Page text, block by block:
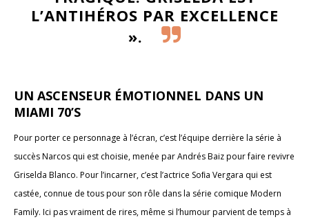
L’ANTIHÉROS PAR EXCELLENCE
».
UN ASCENSEUR ÉMOTIONNEL DANS UN
MIAMI 70’S
Pour porter ce personnage à l’écran, c’est l’équipe derrière la série à
succès Narcos qui est choisie, menée par Andrés Baiz pour faire revivre
Griselda Blanco. Pour l’incarner, c’est l’actrice Soﬁa Vergara qui est
castée, connue de tous pour son rôle dans la série comique Modern
Family. Ici pas vraiment de rires, même si l’humour parvient de temps à